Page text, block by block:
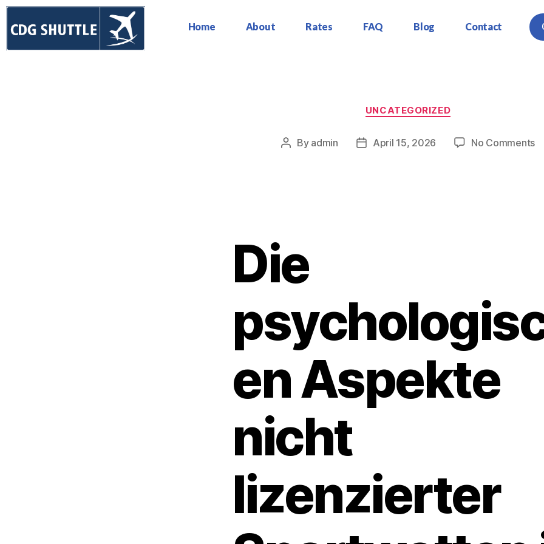
Home About Rates FAQ Blog Contact
UNCATEGORIZED
By admin April 15, 2026 No Comments
Die
en Aspekte
nicht
lizenzierter